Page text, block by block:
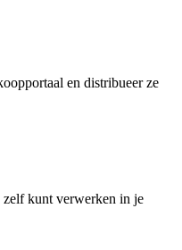
en distribueer ze
zelf kunt verwerken in je